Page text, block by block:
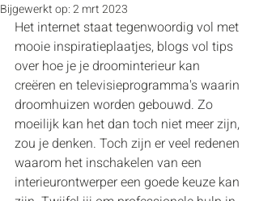
Bijgewerkt op:2 mrt 2023
Het internet staat tegenwoordig vol met
mooie inspiratieplaatjes, blogs vol tips
over hoe je je droominterieur kan
creëren en televisieprogramma's waarin
droomhuizen worden gebouwd. Zo
moeilijk kan het dan toch niet meer zijn,
zou je denken. Toch zijn er veel redenen
waarom het inschakelen van een
interieurontwerper een goede keuze kan